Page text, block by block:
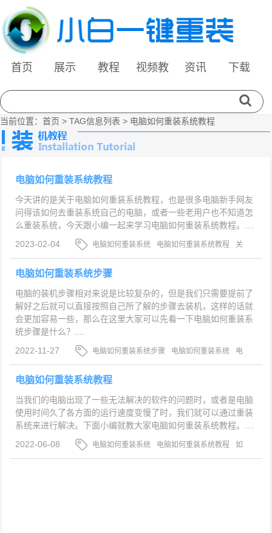
首页 展示 教程
视频教
资讯 下载
当前位置： 首页 > TAG信息列表 > 电脑如何重装系统教程
电脑如何重装系统教程
今天讲的是关于电脑如何重装系统教程，也是很多电脑新手网友
问得该如何去重装系统自己的电脑，或者一些老用户也不知道怎
么重装系统，今天跟小编一起来学习电脑如何重装系统教程。....
2023-02-04
电脑如何重装系统 电脑如何重装系统教程
关
于电脑如何重装系统
电脑如何重装系统步骤
电脑的装机步骤相对来说是比较复杂的，但是我们只需要提前了
解好之后就可以直接按照自己所了解的步骤去装机，这样的话就
会更加容易一些，那么在这里大家可以先看一下电脑如何重装系
统步骤是什么？....
2022-11-27
电脑如何重装系统步骤 电脑如何重装系统
电
脑如何重装系统教程
电脑如何重装系统教程
当我们的电脑出现了一些无法解决的软件的问题时，或者是电脑
使用时间久了各方面的运行速度变慢了时，我们就可以通过重装
系统来进行解决。下面小编就教大家电脑如何重装系统教程。....
2022-06-08
电脑如何重装系统 电脑如何重装系统教程
如
何给电脑重装系统